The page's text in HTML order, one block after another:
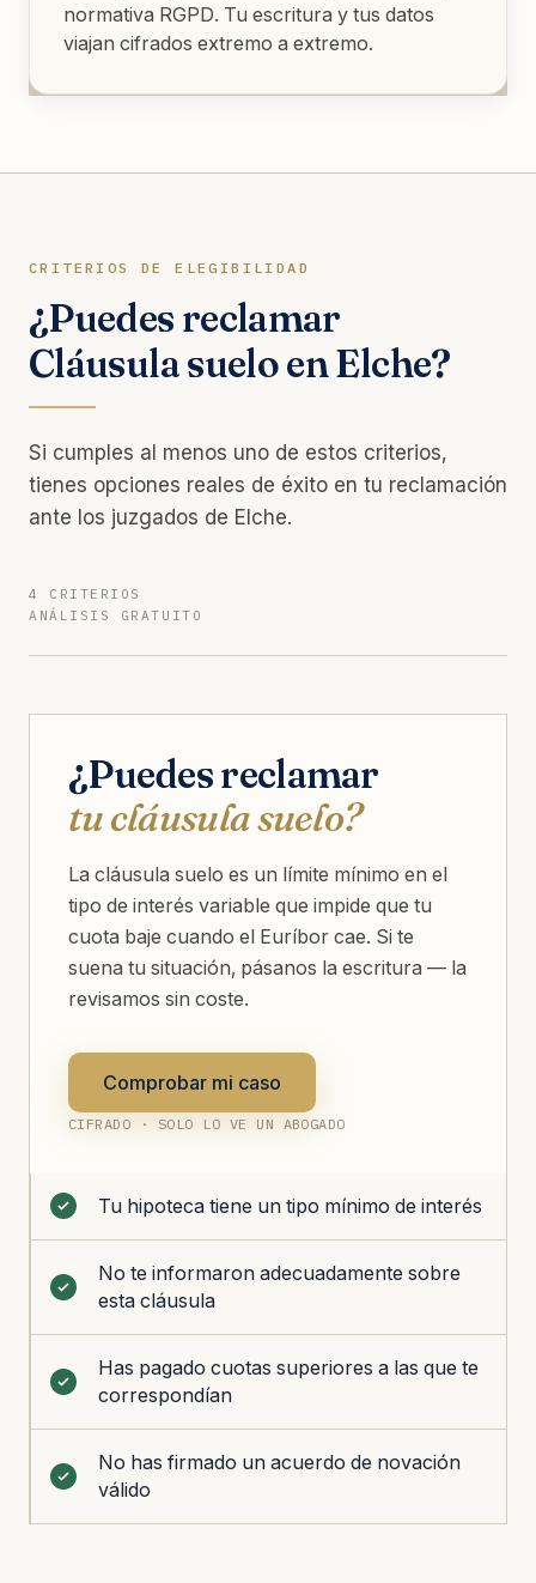
normativa RGPD. Tu escritura y tus datos
viajan cifrados extremo a extremo.
CRITERIOS DE ELEGIBILIDAD
¿Puedes reclamar
Cláusula suelo en Elche?
Si cumples al menos uno de estos criterios,
tienes opciones reales de éxito en tu reclamación
ante los juzgados de Elche.
4 CRITERIOS
ANÁLISIS GRATUITO
¿Puedes reclamar
tu cláusula suelo?
La cláusula suelo es un límite mínimo en el
tipo de interés variable que impide que tu
cuota baje cuando el Euríbor cae. Si te
suena tu situación, pásanos la escritura — la
revisamos sin coste.
Comprobar mi caso
CIFRADO · SOLO LO VE UN ABOGADO
Tu hipoteca tiene un tipo mínimo de interés
No te informaron adecuadamente sobre
esta cláusula
Has pagado cuotas superiores a las que te
correspondían
No has firmado un acuerdo de novación
válido